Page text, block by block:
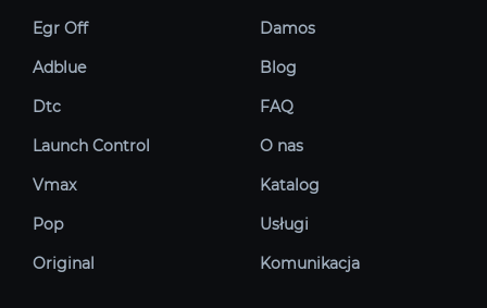
Egr Off
Adblue
Dtc
Launch Control
Vmax
Pop
Original
Damos
Blog
FAQ
O nas
Katalog
Usługi
Komunikacja